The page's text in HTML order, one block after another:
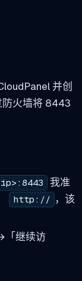
并创
防火墙将 8443
我准
http:// ，该
「继续访